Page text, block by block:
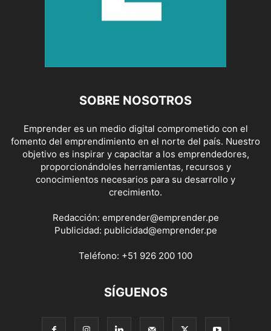
SOBRE NOSOTROS
Emprender es un medio digital comprometido con el
fomento del emprendimiento en el norte del país. Nuestro
objetivo es inspirar y capacitar a los emprendedores,
proporcionándoles herramientas, recursos y
conocimientos necesarios para su desarrollo y
crecimiento.
Redacción: emprender@emprender.pe
Publicidad: publicidad@emprender.pe
Teléfono: +51 926 200 100
SÍGUENOS